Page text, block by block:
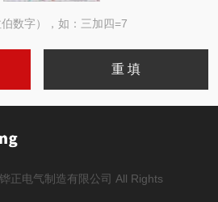
数字），如：三加四=7
正电气制造有限公司 All Rights